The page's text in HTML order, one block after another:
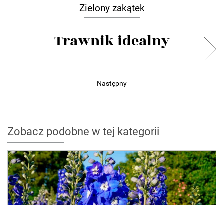
Zielony zakątek
Trawnik idealny
Następny
Zobacz podobne w tej kategorii